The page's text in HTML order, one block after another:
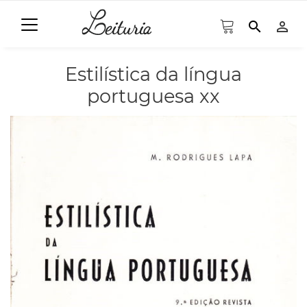
search person_outline
Estilística da língua
portuguesa xx